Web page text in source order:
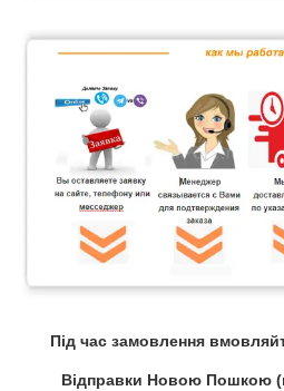
Під час замовлення
Відправки Новою Пошкою